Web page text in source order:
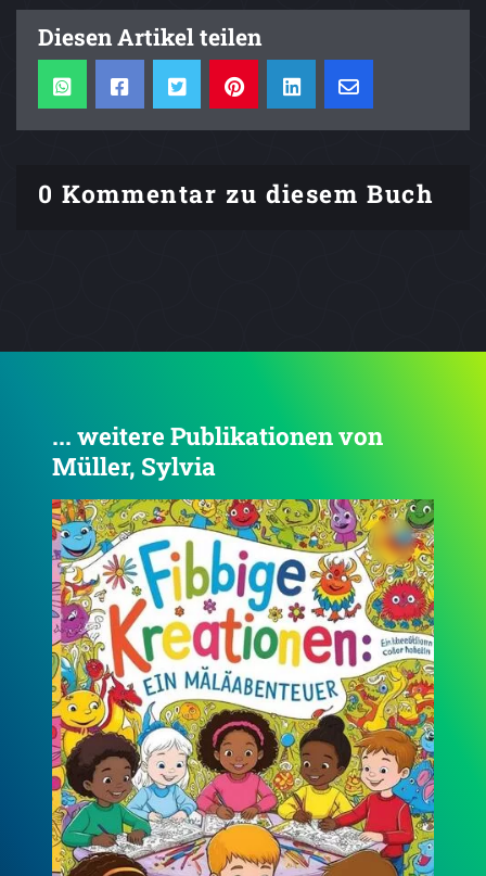
Diesen Artikel teilen
0 Kommentar zu diesem Buch
... weitere Publikationen von
Müller, Sylvia